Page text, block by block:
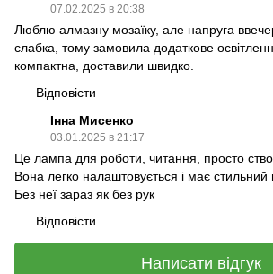
07.02.2025 в 20:38
Люблю алмазну мозаїку, але напруга
слабка, тому замовила додаткове
компактна, доставили швидко.
Відповісти
Інна Мисенко
03.01.2025 в 21:17
Це лампа для роботи, читання, просто
Вона легко налаштовується і має стильний
Без неї зараз як без рук
Відповісти
Написати відгук